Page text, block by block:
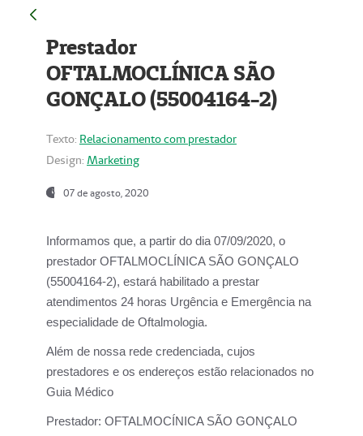
Prestador
OFTALMOCLÍNICA SÃO
GONÇALO (55004164-2)
Texto: Relacionamento com prestador
Design: Marketing
07 de agosto, 2020
Informamos que, a partir do dia 07/09/2020, o
prestador OFTALMOCLÍNICA SÃO GONÇALO
(55004164-2), estará habilitado a prestar
atendimentos 24 horas Urgência e Emergência na
especialidade de Oftalmologia.
Além de nossa rede credenciada, cujos
prestadores e os endereços estão relacionados no
Guia Médico
Prestador: OFTALMOCÍNICA SÃO GONÇALO